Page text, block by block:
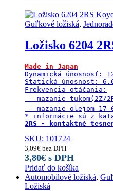
Guľkové ložiská,
Ložisko 6204
Made in Japan
Dynamická únosnosť:
Statická únosnosť:
Frekvencia otáčania:
- mazanie tukom(2Z/
- mazanie olejom 17
2RS - kontaktné
SKU: 101724
3,09€ bez DPH
3,80€ s DPH
Pridať do košíka
Automobilové ložiská,
Ložiská